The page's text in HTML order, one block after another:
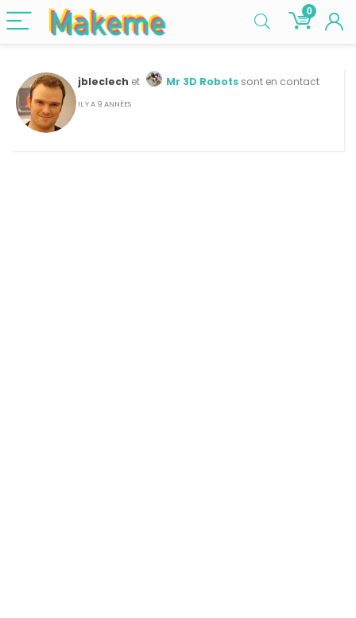
0
jbleclech et Mr 3D Robots sont en contact
IL Y A 9 ANNÉES